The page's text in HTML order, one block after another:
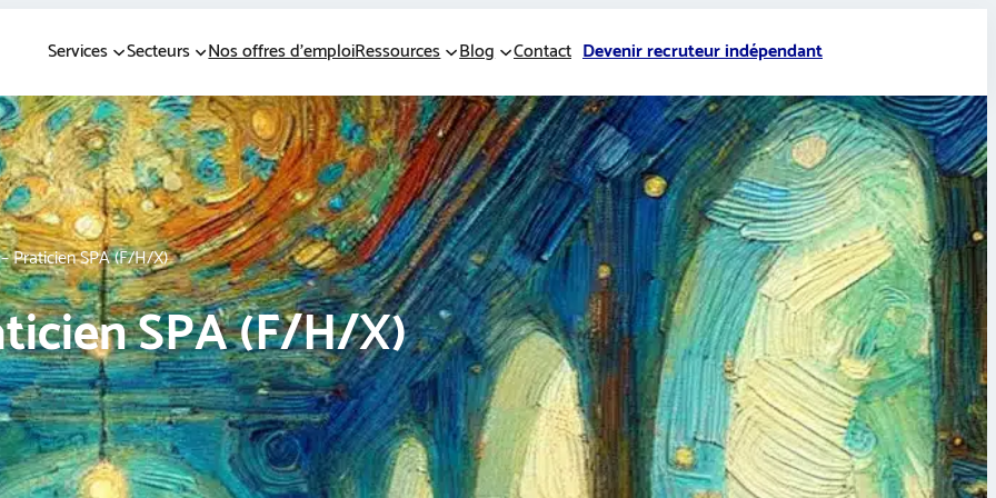
Services Secteurs Nos offres d’emploiRessources Blog Contact Devenir recruteur indépendant
Praticien SPA (F/H/X)
SPA (F/H/X)